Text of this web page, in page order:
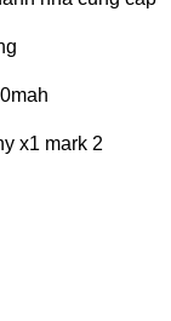
x1 mark 2